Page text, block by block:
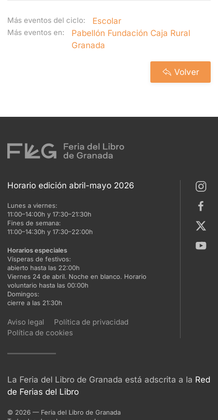
Más eventos del ciclo: Escolar
Más eventos en:
Pabellón Fundación Caja Rural
Granada
Volver
Horario edición abril-mayo 2026
Lunes a viernes:
11:00–14:00h y 17:30–21:30h
Fines de semana:
11:00–14:30h y 17:30–22:00h
Horarios especiales
Vísperas de festivos:
abierto hasta las 22:00h
Viernes 24 de abril. Noche en blanco. Horario
voluntario hasta las 00:00h
Domingos:
cierre a las 21:30h
Aviso legal
Política de privacidad
Política de cookies
La Feria del Libro de Granada está adscrita a la Red
de Ferias del Libro
© 2026 — Feria del Libro de Granada